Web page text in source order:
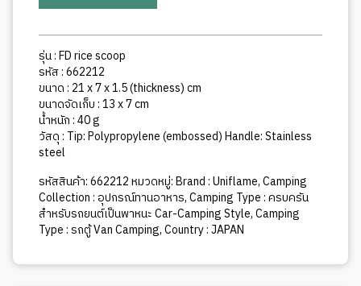
rice
scoop
ชิ้น
รุ่น : FD rice scoop
รหัส : 662212
ขนาด : 21 x 7 x 1.5 (thickness) cm
ขนาดจัดเก็บ : 13 x 7 cm
น้ำหนัก : 40 g
วัสดุ : Tip: Polypropylene (embossed) Handle: Stainless
steel
รหัสสินค้า:662212หมวดหมู่:Brand : Uniflame,Camping
Collection : อุปกรณ์ทานอาหาร,Camping Type : ครบครัน
สำหรับรถยนต์เป็นพาหนะ Car-Camping Style,Camping
Type : รถตู้ Van Camping,Country : JAPAN